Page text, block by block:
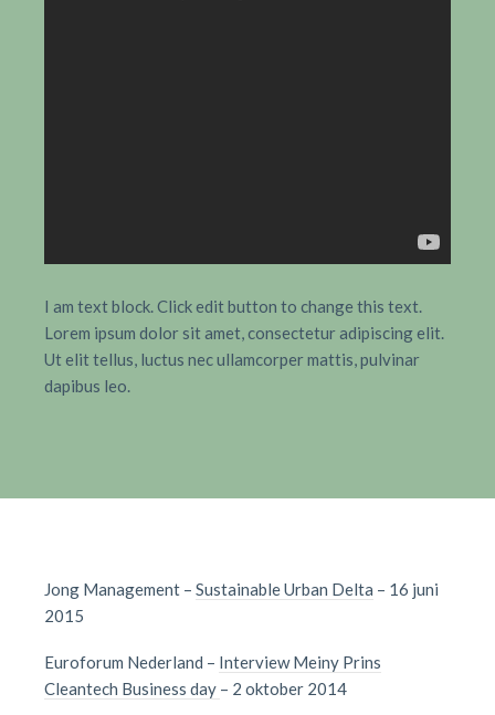
I am text block. Click edit button to change this text.
Lorem ipsum dolor sit amet, consectetur adipiscing elit.
Ut elit tellus, luctus nec ullamcorper mattis, pulvinar
dapibus leo.
Jong Management – Sustainable Urban Delta – 16 juni
2015
Euroforum Nederland – Interview Meiny Prins
Cleantech Business day – 2 oktober 2014